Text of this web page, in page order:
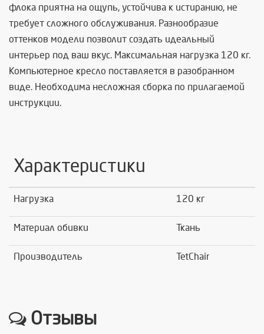
флока приятна на ощупь, устойчива к истиранию, не
требует сложного обслуживания. Разнообразие
оттенков модели позволит создать идеальный
интерьер под ваш вкус. Максимальная нагрузка 120 кг.
Компьютерное кресло поставляется в разобранном
виде. Необходима несложная сборка по прилагаемой
инструкции.
Характеристики
Нагрузка 120 кг
Материал обивки Ткань
Производитель TetChair
Отзывы